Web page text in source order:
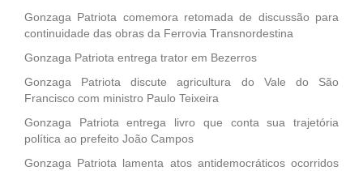
Gonzaga Patriota comemora retomada de discussão para
continuidade das obras da Ferrovia Transnordestina
Gonzaga Patriota entrega trator em Bezerros
Gonzaga Patriota discute agricultura do Vale do São
Francisco com ministro Paulo Teixeira
Gonzaga Patriota entrega livro que conta sua trajetória
política ao prefeito João Campos
Gonzaga Patriota lamenta atos antidemocráticos ocorridos